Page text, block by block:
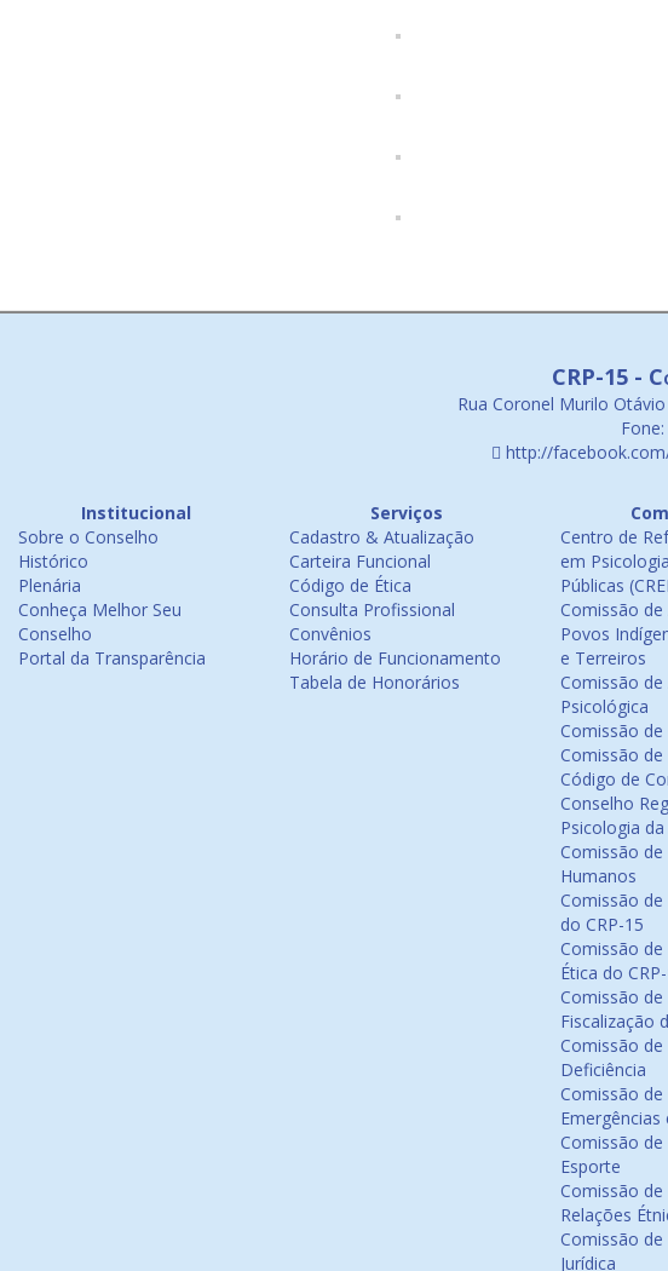
CRP-15 -
Rua Coronel Murilo
http://
Institucional
Sobre o Conselho
Histórico
Plenária
Conheça Melhor Seu
Conselho
Portal da Transparência
Serviços
Cadastro & Atualização
Carteira Funcional
Código de Ética
Consulta Profissional
Convênios
Horário de Funcionamento
Tabela de Honorários
Centro de
em
Públicas
Comissão
Povos
e Terreiros
Comissão de
Psicológica
Comissão
Comissão
Código de
Conselho
Psicologia da
Comissão
Humanos
Comissão
do CRP-15
Comissão
Ética do
Comissão
Fiscalização
Comissão
Deficiência
Comissão
Emergências
Comissão
Esporte
Comissão
Relações
Comissão
Jurídica